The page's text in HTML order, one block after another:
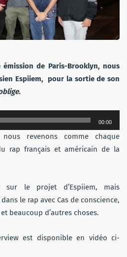
émission de Paris-Brooklyn, nous
Espiiem, pour la sortie de son
00:00
revenons comme chaque
rap français et américain de la
sur le projet d’Espiiem, mais
le rap avec Cas de conscience,
beaucoup d’autres choses.
est disponible en vidéo ci-